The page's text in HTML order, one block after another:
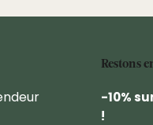
Restons
-10%
!